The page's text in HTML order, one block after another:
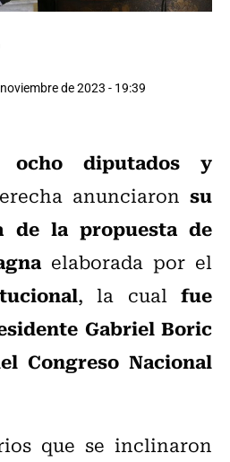
de 2023 - 19:39
ocho diputados y
anunciaron su
de la propuesta de
elaborada por el
, la cual fue
Gabriel Boric
Congreso Nacional
que se inclinaron